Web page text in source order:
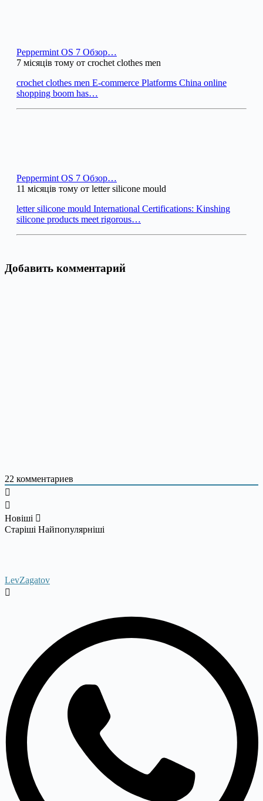
Peppermint OS 7 Обзор…
7 місяців тому от crochet clothes men
crochet clothes men E-commerce Platforms China online
shopping boom has…
Peppermint OS 7 Обзор…
11 місяців тому от letter silicone mould
letter silicone mould International Certifications: Kinshing
silicone products meet rigorous…
Добавить комментарий
22 комментариев
Новіші
Старіші Найпопулярніші
LevZagatov